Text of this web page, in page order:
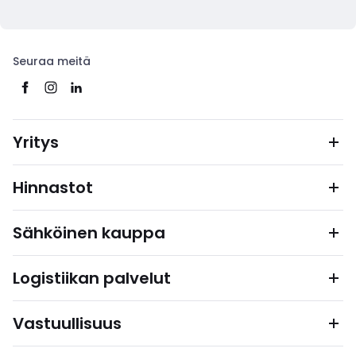
Seuraa meitä
Yritys
Hinnastot
Sähköinen kauppa
Logistiikan palvelut
Vastuullisuus